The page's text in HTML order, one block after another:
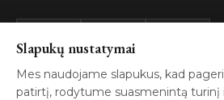
GIA
Certified
ISO 9001
Slapukų nustatymai
Mes naudojame slapukus, kad
patirtį, rodytume suasmenintą turinį